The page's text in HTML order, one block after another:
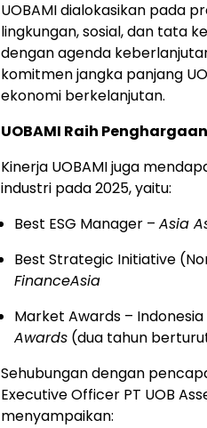
UOBAMI dialokasikan pada
lingkungan, sosial, dan tata
dengan agenda
komitmen jangka panjang
ekonomi berkelanjutan.
UOBAMI Raih
Kinerja UOBAMI juga
industri pada 2025, yaitu:
Best ESG Manager – Asia
Best Strategic Initiative
FinanceAsia
Market Awards – Indonesia
Awards (dua tahun
Sehubungan dengan
Executive Officer PT UOB
menyampaikan: